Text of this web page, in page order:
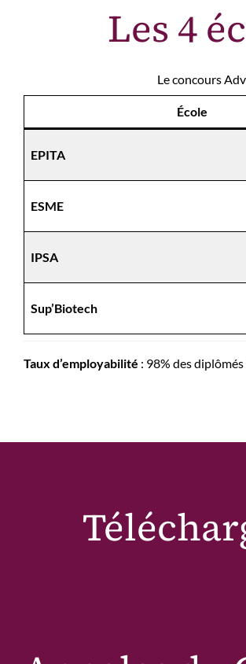
Les 4
Le concours
École
EPITA
ESME
IPSA
Sup’Biotech
Taux d’employabilité : 98% des